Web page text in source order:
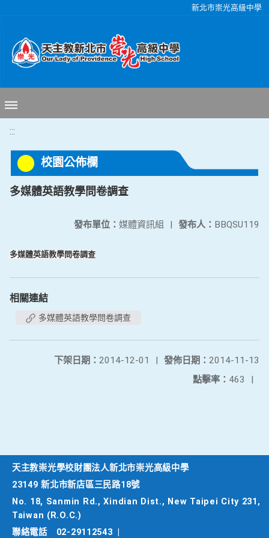
新北市崇光高級中學
:::
校園公佈欄
多媒體英語教學問卷調查
發布人： BBQSU119
發布單位： 媒體資訊組 |
多媒體英語教學問卷調查
相關連結
多媒體英語教學問卷調查
發佈日期： 2014-11-13
下架日期： 2014-12-01
|
點擊率： 463 |
天主教崇光學校財團法人新北市崇光高級中學
23149 新北市新店區三民路18號
No. 18, Sanmin Rd., Xindian Dist., New Taipei City 231,
Taiwan (R.O.C.)
聯絡電話
02-29112543